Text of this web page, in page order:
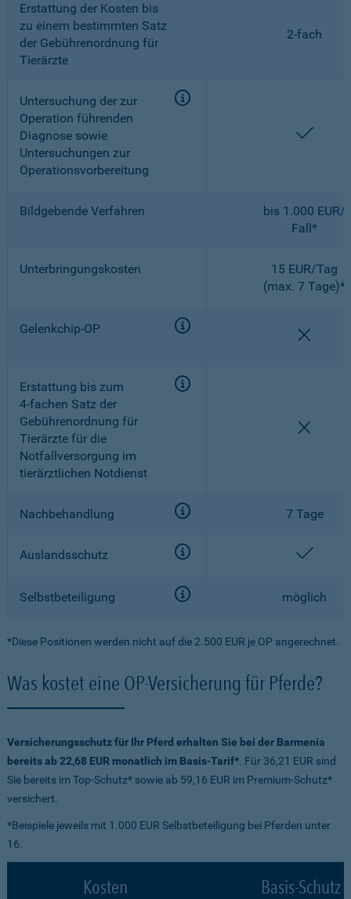
Erstattung der Kosten bis
zu einem bestimmten Satz
der Gebührenordnung für
Tierärzte
2-fach
Untersuchung der zur
Operation führenden
Diagnose sowie
Untersuchungen zur
Operationsvorbereitung
Bildgebende Verfahren
bis 1.000 EUR/
Fall*
Unterbringungskosten
15 EUR/Tag
(max. 7 Tage)*
Gelenkchip-OP
Erstattung bis zum
4-fachen Satz der
Gebührenordnung für
Tierärzte für die
Notfallversorgung im
tierärztlichen Notdienst
Nachbehandlung 7 Tage
Auslandsschutz
Selbstbeteiligung möglich
*Diese Positionen werden nicht auf die 2.500 EUR je OP angerechnet.
Was kostet eine OP-Versicherung für Pferde?
Versicherungsschutz für Ihr Pferd erhalten Sie bei der Barmenia
bereits ab 22,68 EUR monatlich im Basis-Tarif*. Für 36,21 EUR sind
Sie bereits im Top-Schutz* sowie ab 59,16 EUR im Premium-Schutz*
versichert.
*Beispiele jeweils mit 1.000 EUR Selbstbeteiligung bei Pferden unter
16.
Kosten Basis-Schutz